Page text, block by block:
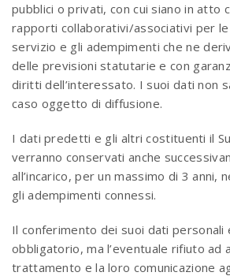
pubblici o privati, con cui siano in atto
rapporti collaborativi/associativi per
servizio e gli adempimenti che ne
delle previsioni statutarie e con
diritti dell’interessato. I suoi dati non
caso oggetto di diffusione.
I dati predetti e gli altri costituenti il
verranno conservati anche
all’incarico, per un massimo di 3
gli adempimenti connessi.
Il conferimento dei suoi dati personali
obbligatorio, ma l’eventuale rifiuto ad
trattamento e la loro comunicazione